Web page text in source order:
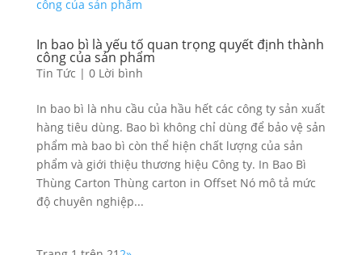
In bao bì là yếu tố quan trọng quyết định thành
công của sản phẩm
Tin Tức | 0 Lời bình
In bao bì là nhu cầu của hầu hết các công ty sản xuất
hàng tiêu dùng. Bao bì không chỉ dùng để bảo vệ sản
phẩm mà bao bì còn thể hiện chất lượng của sản
phẩm và giới thiệu thương hiệu Công ty. In Bao Bì
Thùng Carton Thùng carton in Offset Nó mô tả mức
độ chuyên nghiệp...